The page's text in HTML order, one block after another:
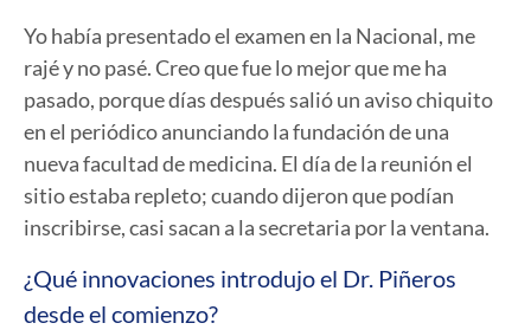
Yo había presentado el examen en la Nacional, me
rajé y no pasé. Creo que fue lo mejor que me ha
pasado, porque días después salió un aviso chiquito
en el periódico anunciando la fundación de una
nueva facultad de medicina. El día de la reunión el
sitio estaba repleto; cuando dijeron que podían
inscribirse, casi sacan a la secretaria por la ventana.
¿Qué innovaciones introdujo el Dr. Piñeros
desde el comienzo?